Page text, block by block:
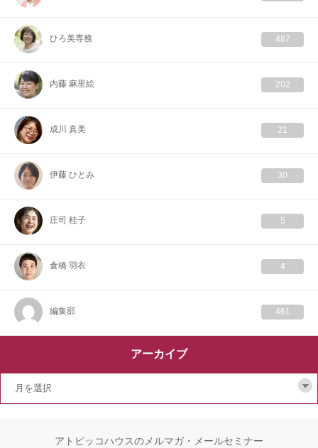
ひろ美専務 487
内藤 麻里絵 202
成川 真美 21
伊藤 ひとみ 30
庄司 桂子 5
倉橋 羽衣 4
編集部 461
アーカイブ
アトピッコハウスのメルマガ・メールセミナー